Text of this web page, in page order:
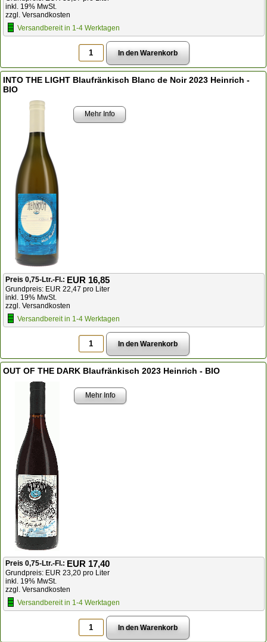
inkl. 19% MwSt.
zzgl. Versandkosten
Versandbereit in 1-4 Werktagen
INTO THE LIGHT Blaufränkisch Blanc de Noir 2023 Heinrich -
BIO
Mehr Info
Preis 0,75-Ltr.-Fl.: EUR 16,85
Grundpreis: EUR 22,47 pro Liter
inkl. 19% MwSt.
zzgl. Versandkosten
Versandbereit in 1-4 Werktagen
OUT OF THE DARK Blaufränkisch 2023 Heinrich - BIO
Mehr Info
Preis 0,75-Ltr.-Fl.: EUR 17,40
Grundpreis: EUR 23,20 pro Liter
inkl. 19% MwSt.
zzgl. Versandkosten
Versandbereit in 1-4 Werktagen